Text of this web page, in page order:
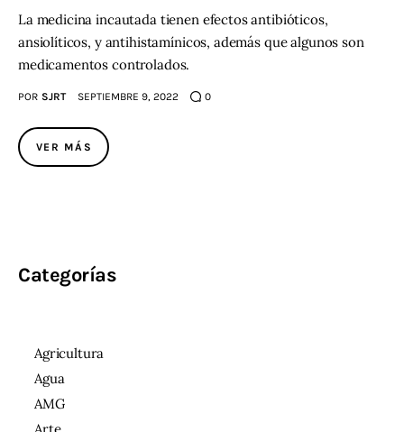
La medicina incautada tienen efectos antibióticos,
ansiolíticos, y antihistamínicos, además que algunos son
medicamentos controlados.
POR SJRT SEPTIEMBRE 9, 2022 0
VER MÁS
Categorías
Agricultura
Agua
AMG